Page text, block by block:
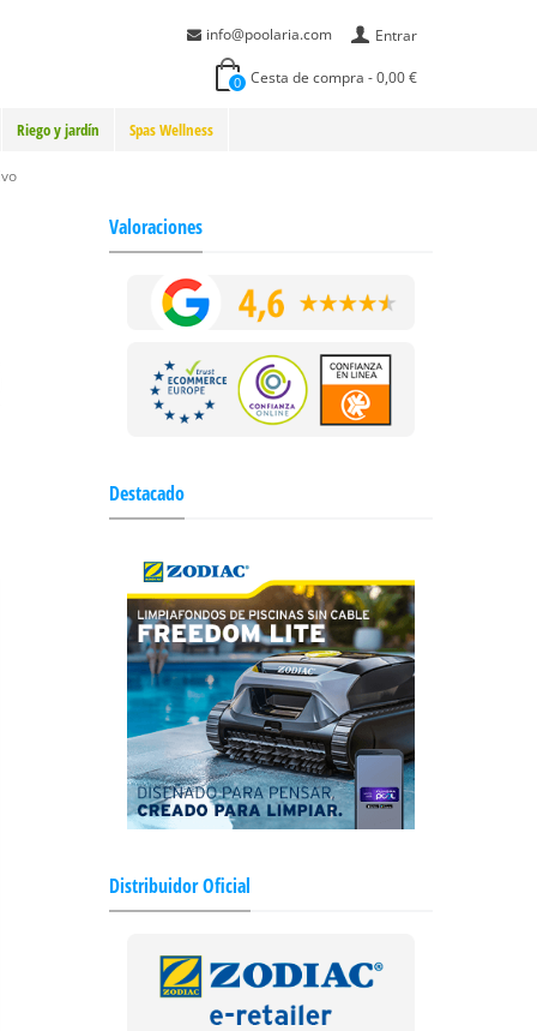
Entrar
info@poolaria.com
0 Cesta de compra -0,00 €
Riego y jardín Spas Wellness
Valoraciones
Destacado
Distribuidor Oficial